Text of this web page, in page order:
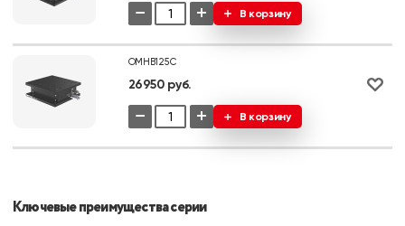
− + В корзину
OMHB125C
26950 руб.
− + В корзину
Ключевые преимущества серии